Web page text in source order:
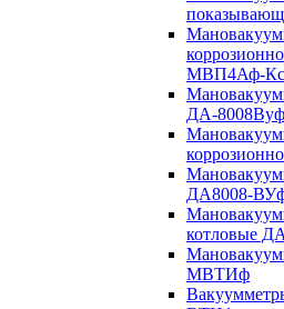
МВП4Аф-Кс
ДА-8008Вуф
ДА8008-
котловые
МВТИф